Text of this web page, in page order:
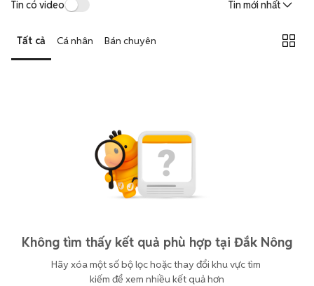
Tin có video Tin mới nhất
Tất cả Cá nhân Bán chuyên
Không tìm thấy kết quả phù hợp tại Đắk Nông
Hãy xóa một số bộ lọc hoặc thay đổi khu vực tìm
kiếm để xem nhiều kết quả hơn